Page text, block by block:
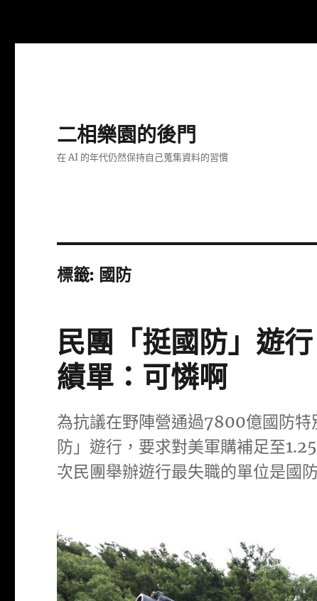
二相樂園的後門
在 AI 的年代仍然保持自己蒐集資料的習慣
標籤: 國防
民團「挺國防」遊
績單：可憐啊
為抗議在野陣營通過7800億國防
防」遊行，要求對美軍購補足至
次民團舉辦遊行最失職的單位是國